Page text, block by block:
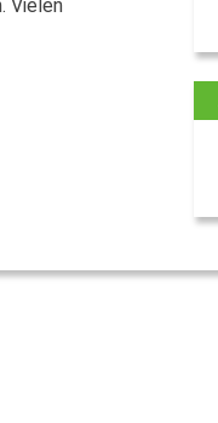
Vielen